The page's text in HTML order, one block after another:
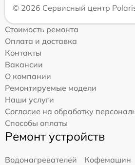
© 2026 Сервисный центр
Стоимость ремонта
Оплата и доставка
Контакты
Вакансии
О компании
Ремонтируемые модели
Наши услуги
Согласие на обработку
Способы оплаты
Ремонт устройств
Водонагревателей
Кофемашин